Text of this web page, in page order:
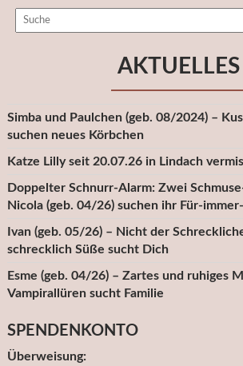
AKTUELLES
Simba und Paulchen (geb. 08/2024) –
suchen neues Körbchen
Katze Lilly seit 20.07.26 in Lindach
Doppelter Schnurr-Alarm: Zwei
Nicola (geb. 04/26) suchen ihr Für-
Ivan (geb. 05/26) – Nicht der
schrecklich Süße sucht Dich
Esme (geb. 04/26) – Zartes und ruhiges
Vampirallüren sucht Familie
SPENDENKONTO
Überweisung: